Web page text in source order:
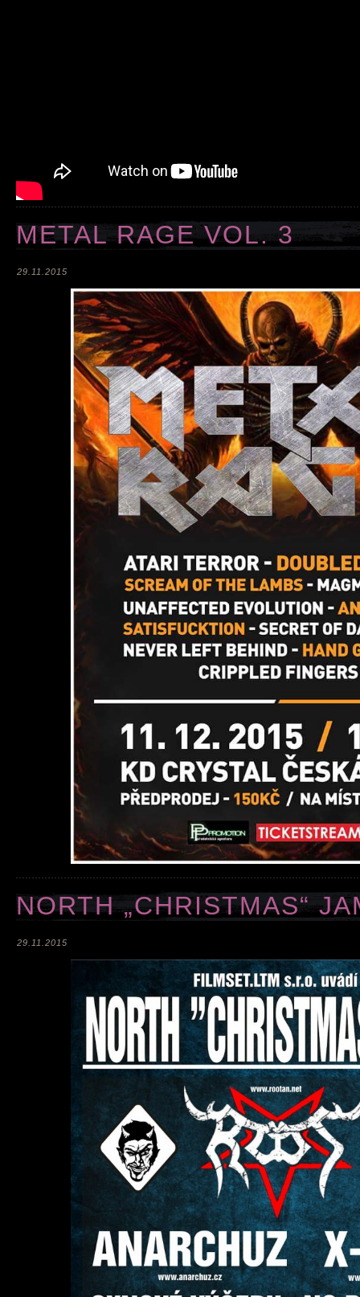
METAL RAGE VOL. 3
29.11.2015
NORTH „CHRISTMAS“
29.11.2015